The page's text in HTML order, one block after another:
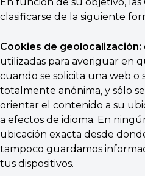
En función de su objetivo,
clasificarse de la siguiente
Cookies de geolocalización:
utilizadas para averiguar en
cuando se solicita una web o
totalmente anónima, y sólo
orientar el contenido a su
a efectos de idioma. En
ubicación exacta desde
tampoco guardamos
tus dispositivos.